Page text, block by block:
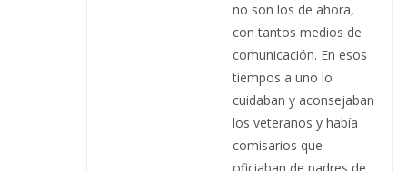
no son los de ahora,
con tantos medios de
comunicación. En esos
tiempos a uno lo
cuidaban y aconsejaban
los veteranos y había
comisarios que